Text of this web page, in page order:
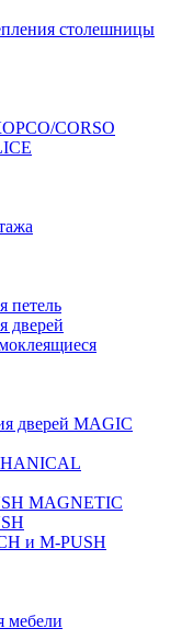
столешницы
CORSO
петель
дверей
дверей MAGIC
MAGNETIC
и M-PUSH
мебели